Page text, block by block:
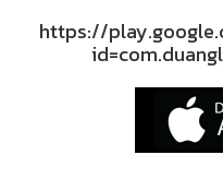
https://